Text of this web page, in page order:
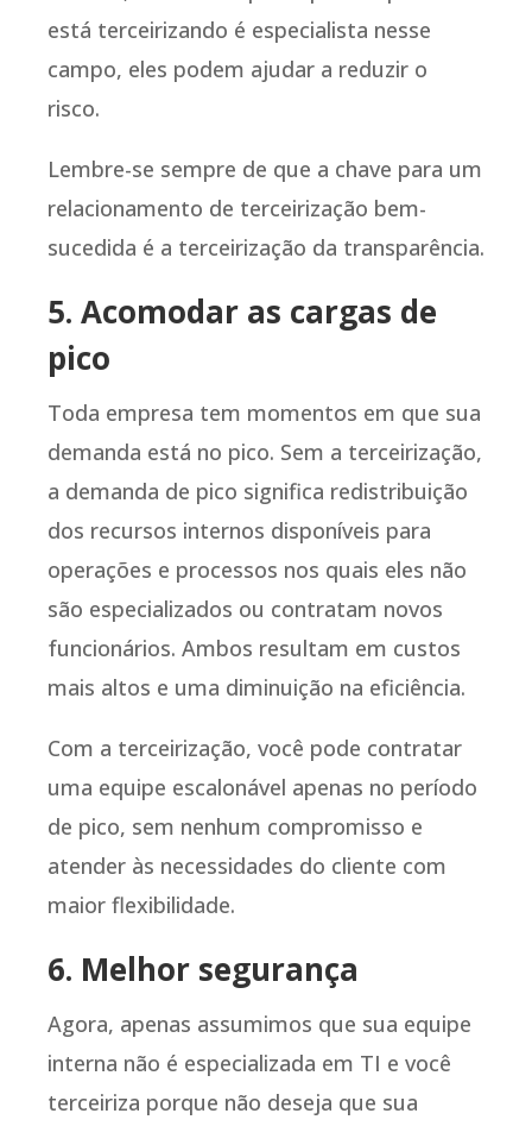
está terceirizando é especialista nesse
campo, eles podem ajudar a reduzir o
risco.
Lembre-se sempre de que a chave para um
relacionamento de terceirização bem-
sucedida é a terceirização da transparência.
5. Acomodar as cargas de
pico
Toda empresa tem momentos em que sua
demanda está no pico. Sem a terceirização,
a demanda de pico significa redistribuição
dos recursos internos disponíveis para
operações e processos nos quais eles não
são especializados ou contratam novos
funcionários. Ambos resultam em custos
mais altos e uma diminuição na eficiência.
Com a terceirização, você pode contratar
uma equipe escalonável apenas no período
de pico, sem nenhum compromisso e
atender às necessidades do cliente com
maior flexibilidade.
6. Melhor segurança
Agora, apenas assumimos que sua equipe
interna não é especializada em TI e você
terceiriza porque não deseja que sua